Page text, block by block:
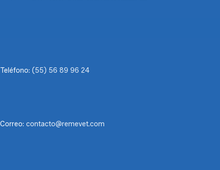
Teléfono: (55) 56 89 96 24
Correo: contacto@remevet.com